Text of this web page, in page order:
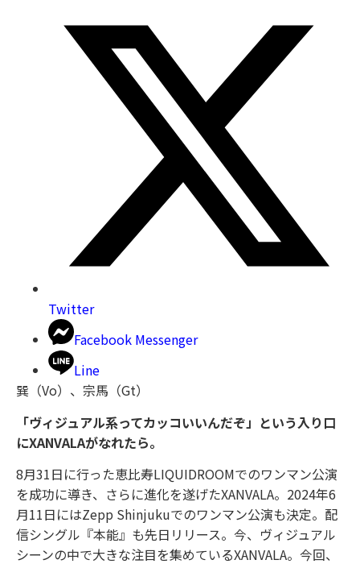
Twitter
Facebook Messenger
Line
巽（Vo）、宗馬（Gt）
「ヴィジュアル系ってカッコいいんだぞ」という入り口
にXANVALAがなれたら。
8月31日に行った恵比寿LIQUIDROOMでのワンマン公演
を成功に導き、さらに進化を遂げたXANVALA。2024年6
月11日にはZepp Shinjukuでのワンマン公演も決定。配
信シングル『本能』も先日リリース。今、ヴィジュアル
シーンの中で大きな注目を集めているXANVALA。今回、